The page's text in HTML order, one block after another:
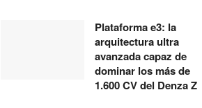
Plataforma e3: la
arquitectura ultra
avanzada capaz de
dominar los más de
1.600 CV del Denza Z